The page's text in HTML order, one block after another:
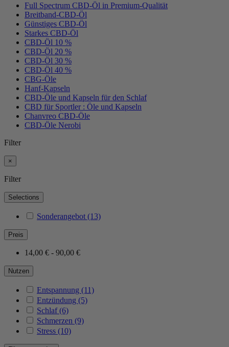
Full Spectrum CBD-Öl in Premium-Qualität
Breitband-CBD-Öl
Günstiges CBD-Öl
Starkes CBD-Öl
CBD-Öl 10 %
CBD-Öl 20 %
CBD-Öl 30 %
CBD-Öl 40 %
CBG-Öle
Hanf-Kapseln
CBD-Öle und Kapseln für den Schlaf
CBD für Sportler : Öle und Kapseln
Chanvreo CBD-Öle
CBD-Öle Nerobi
Filter
×
Filter
Selections
Sonderangebot (13)
Preis
14,00 € - 90,00 €
Nutzen
Entspannung (11)
Entzündung (5)
Schlaf(6)
Schmerzen (9)
Stress (10)